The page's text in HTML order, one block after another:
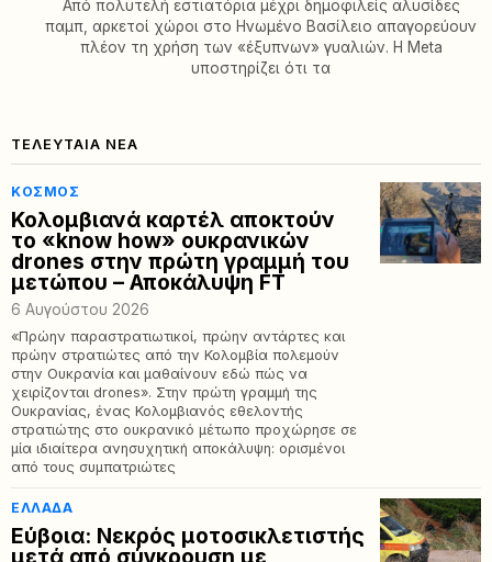
Από πολυτελή εστιατόρια μέχρι δημοφιλείς αλυσίδες
παμπ, αρκετοί χώροι στο Ηνωμένο Βασίλειο απαγορεύουν
πλέον τη χρήση των «έξυπνων» γυαλιών. Η Meta
υποστηρίζει ότι τα
ΤΕΛΕΥΤΑΊΑ ΝΈΑ
ΚΌΣΜΟΣ
Κολομβιανά καρτέλ αποκτούν
το «know how» ουκρανικών
drones στην πρώτη γραμμή του
μετώπου – Αποκάλυψη FT
6 Αυγούστου 2026
«Πρώην παραστρατιωτικοί, πρώην αντάρτες και
πρώην στρατιώτες από την Κολομβία πολεμούν
στην Ουκρανία και μαθαίνουν εδώ πώς να
χειρίζονται drones». Στην πρώτη γραμμή της
Ουκρανίας, ένας Κολομβιανός εθελοντής
στρατιώτης στο ουκρανικό μέτωπο προχώρησε σε
μία ιδιαίτερα ανησυχητική αποκάλυψη: ορισμένοι
από τους συμπατριώτες
ΕΛΛΆΔΑ
Εύβοια: Νεκρός μοτοσικλετιστής